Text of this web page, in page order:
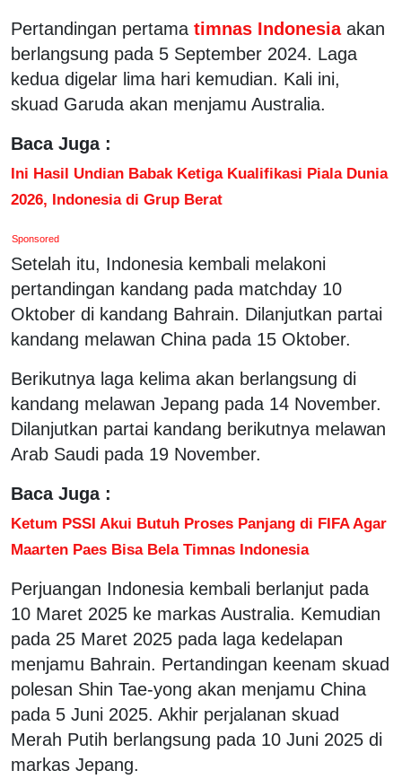
Pertandingan pertama timnas Indonesia akan
berlangsung pada 5 September 2024. Laga
kedua digelar lima hari kemudian. Kali ini,
skuad Garuda akan menjamu Australia.
Baca Juga :
Ini Hasil Undian Babak Ketiga Kualifikasi Piala Dunia
2026, Indonesia di Grup Berat
Sponsored
Setelah itu, Indonesia kembali melakoni
pertandingan kandang pada matchday 10
Oktober di kandang Bahrain. Dilanjutkan partai
kandang melawan China pada 15 Oktober.
Berikutnya laga kelima akan berlangsung di
kandang melawan Jepang pada 14 November.
Dilanjutkan partai kandang berikutnya melawan
Arab Saudi pada 19 November.
Baca Juga :
Ketum PSSI Akui Butuh Proses Panjang di FIFA Agar
Maarten Paes Bisa Bela Timnas Indonesia
Perjuangan Indonesia kembali berlanjut pada
10 Maret 2025 ke markas Australia. Kemudian
pada 25 Maret 2025 pada laga kedelapan
menjamu Bahrain. Pertandingan keenam skuad
polesan Shin Tae-yong akan menjamu China
pada 5 Juni 2025. Akhir perjalanan skuad
Merah Putih berlangsung pada 10 Juni 2025 di
markas Jepang.